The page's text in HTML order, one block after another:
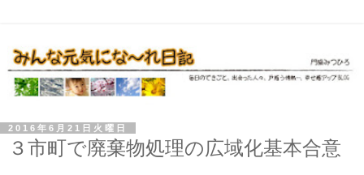
2016年6月21日火曜日
３市町で廃棄物処理の広域化基本合意